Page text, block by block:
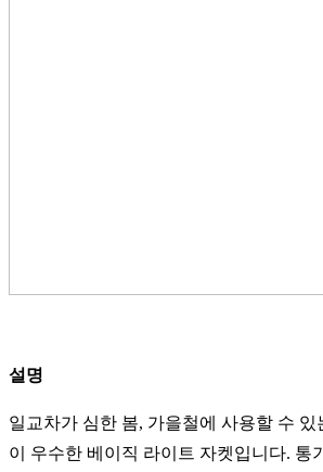
설명
일교차가 심한 봄, 가을철에 사용할 수 있
이 우수한 베이직 라이트 자켓입니다. 통